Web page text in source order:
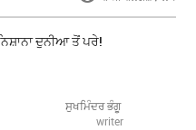
ਦੁਨੀਆ ਤੋਂ ਪਰੇ!
ਸੁਖਮਿੰਦਰ ਭੰਗੂ
writer